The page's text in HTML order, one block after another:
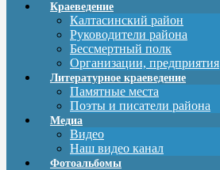
Краеведение
Калтасинский район
Руководители района
Бессмертный полк
Организации, предприятия
Литературное краеведение
Памятные места
Поэты и писатели района
Медиа
Видео
Наш видео канал
Фотоальбомы